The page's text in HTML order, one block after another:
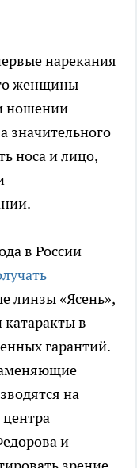
нарекания
женщины
ношении
значительного
носа и лицо,
в России
линзы «Ясень»,
в
гарантий.
на
и